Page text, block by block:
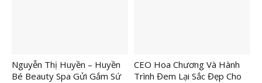
Nguyễn Thị Huyền – Huyền
Bé Beauty Spa Gửi Gắm Sứ
CEO Hoa Chương Và Hành
Trình Đem Lại Sắc Đẹp Cho